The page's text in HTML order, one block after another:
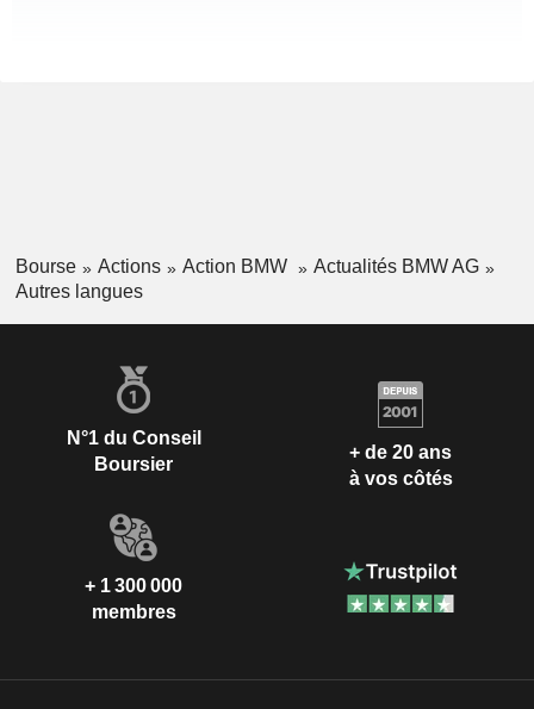
Bourse Actions Action BMW
Actualités BMW AG
Autres langues
N°1 du Conseil
Boursier
+ de 20 ans
à vos côtés
+ 1 300 000
membres